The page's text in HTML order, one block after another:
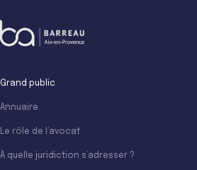
Grand public
Annuaire
Le rôle de l’avocat
À quelle juridiction s’adresser ?